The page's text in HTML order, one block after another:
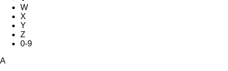
W
X
Y
Z
0-9
A